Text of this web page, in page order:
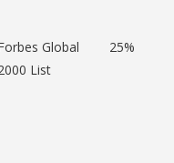
Global
List
25%